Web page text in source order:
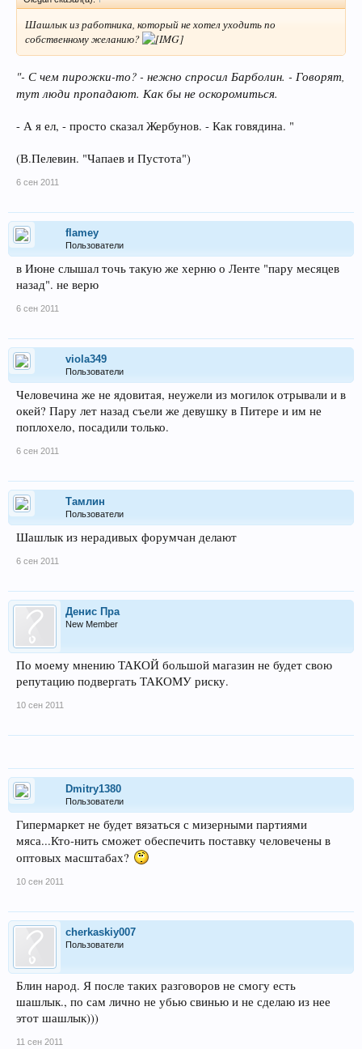
Шашлык из работника, который не хотел уходить по
собственному желанию?
"- С чем пирожки-то? - нежно спросил Барболин. - Говорят,
тут люди пропадают. Как бы не оскоромиться.
- А я ел, - просто сказал Жербунов. - Как говядина. "
(В.Пелевин. "Чапаев и Пустота")
6 сен 2011
flamey
Пользователи
в Июне слышал точь такую же херню о Ленте "пару месяцев
назад". не верю
6 сен 2011
viola349
Пользователи
Человечина же не ядовитая, неужели из могилок отрывали и в
окей? Пару лет назад съели же девушку в Питере и им не
поплохело, посадили только.
6 сен 2011
Тамлин
Пользователи
Шашлык из нерадивых форумчан делают
6 сен 2011
Денис Пра
New Member
По моему мнению ТАКОЙ большой магазин не будет свою
репутацию подвергать ТАКОМУ риску.
10 сен 2011
Dmitry1380
Пользователи
Гипермаркет не будет вязаться с мизерными партиями
мяса...Кто-нить сможет обеспечить поставку человечены в
оптовых масштабах?
10 сен 2011
cherkaskiy007
Пользователи
Блин народ. Я после таких разговоров не смогу есть
шашлык., по сам лично не убью свинью и не сделаю из нее
этот шашлык)))
11 сен 2011